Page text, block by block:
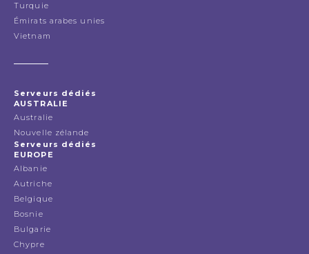
Turquie
Émirats arabes unies
Vietnam
Serveurs dédiés
AUSTRALIE
Australie
Nouvelle zélande
Serveurs dédiés
EUROPE
Albanie
Autriche
Belgique
Bosnie
Bulgarie
Chypre